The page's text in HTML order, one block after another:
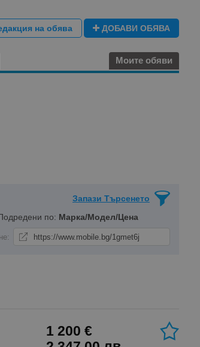
на обява ДОБАВИ ОБЯВА
Моите обяви
Запази Търсенето
по: Марка/Модел/Цена
1 200 €